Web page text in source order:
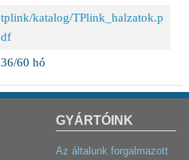
tplink/katalog/TPlink_halzatok.p
df
36/60 hó
GYÁRTÓINK
Az általunk forgalmazott